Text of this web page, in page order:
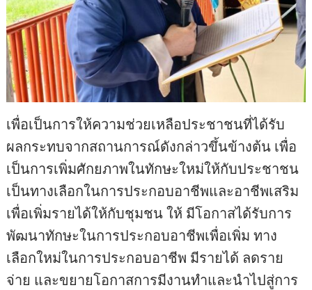
เพื่อเป็นการให้ความช่วยเหลือประชาชนที่ได้รับ
ผลกระทบจากสถานการณ์ดังกล่าวขึ้นข้างต้น เพื่อ
เป็นการเพิ่มศักยภาพในทักษะใหม่ให้กับประชาชน
เป็นทางเลือกในการประกอบอาชีพและอาชีพเสริม
เพื่อเพิ่มรายได้ให้กับชุมชน ให้ มีโอกาสได้รับการ
พัฒนาทักษะในการประกอบอาชีพเพื่อเพิ่ม ทาง
เลือกใหม่ในการประกอบอาชีพ มีรายได้ ลดราย
จ่าย และขยายโอกาสการมีงานทำและนำไปสู่การ